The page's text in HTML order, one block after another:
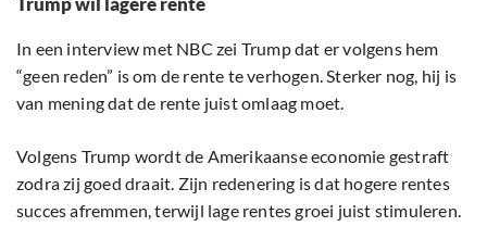
In een interview met NBC zei Trump dat er volgens hem
“geen reden” is om de rente te verhogen. Sterker nog, hij is
van mening dat de rente juist omlaag moet.
Volgens Trump wordt de Amerikaanse economie gestraft
zodra zij goed draait. Zijn redenering is dat hogere rentes
succes afremmen, terwijl lage rentes groei juist stimuleren.